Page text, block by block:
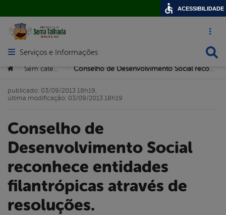
Acesso
Abrir menu principal de navegação
Serviços e Informações
Você está aqui:
> >
Conselho de
Desenvolvimento Social
reconhece entidades
filantrópicas através de
resoluções.
publicado: 03/09/2013 18h19,
última modificação: 03/09/2013 18h19
ACESSIBILIDADE